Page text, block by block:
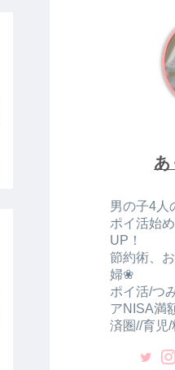
あ
男の子4
ポイ活始
UP！
節約術、
婦⁡❀
ポイ活/つ
アNISA満
済圏//育児/